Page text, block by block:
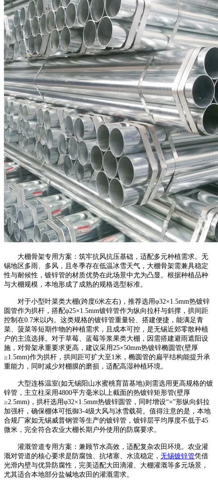
大棚骨架专用方案：筑牢抗风抗压基础，适配多元种植需求。无
锡地区多雨、多风，且冬季存在低温冰雪天气，大棚骨架需兼具稳定
性与耐候性，镀锌管的材质优势在此场景中尤为凸显。根据种植品种
与大棚规模，本地形成了成熟的规格选型标准。
对于小型叶菜类大棚(跨度6米左右)，推荐选用φ32×1.5mm热镀锌
圆管作为拱杆，搭配φ25×1.5mm镀锌管作为纵向拉杆与斜撑，拱间距
控制在0.7米以内。这类规格的镀锌管重量轻、搭建便捷，能满足青
菜、菠菜等短期作物的种植需求，且成本可控，是无锡近郊零散种植
户的主流选择。对于草莓、蓝莓等浆果类大棚，因需搭建避雨遮阳设
施，对骨架承重要求更高，建议采用25×50mm热镀锌椭圆管(壁厚
≥1.5mm)作为拱杆，拱间距可扩大至1米，椭圆管的扁平结构能提升承
重能力，同时减少对棚膜的磨损，适配高湿种植环境。
大型连栋温室(如无锡阳山水蜜桃育苗基地)则需选用更高规格的镀
锌管，主立柱采用4800平方毫米以上截面的热镀锌矩形管(壁厚
≥2.5mm)，拱杆选用φ32×1.5mm热镀锌圆管，同时增设“×”形纵向斜拉
加强杆，确保棚体可抵御3-4级大风与冰雪载荷。值得注意的是，本地
合规厂家如无锡威普钢管等生产的镀锌管，镀锌层平均厚度不低于45
微米，完全符合农业大棚长期户外使用的防腐要求。
灌溉管道专用方案：兼顾节水高效，适配复杂农田环境。农业灌
溉对管道的核心要求是防腐蚀、抗堵塞、水流稳定， 无锡镀锌管凭借
光滑内壁与优异防腐性，完美适配大田滴灌、大棚灌溉等多元场景，
尤其适合本地部分盐碱地农田的灌溉需求。